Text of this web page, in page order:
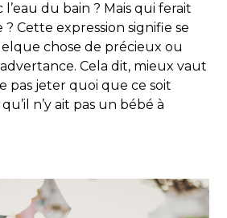
du bain ? Mais qui ferait
Cette expression signifie se
chose de précieux ou
Cela dit, mieux vaut
pas jeter quoi que ce soit
n’y ait pas un bébé à